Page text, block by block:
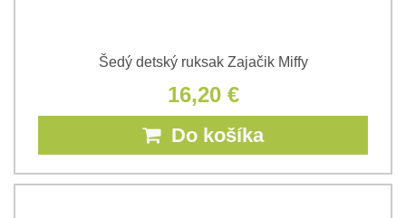
Šedý detský ruksak Zajačik Miffy
16,20 €
Do košíka